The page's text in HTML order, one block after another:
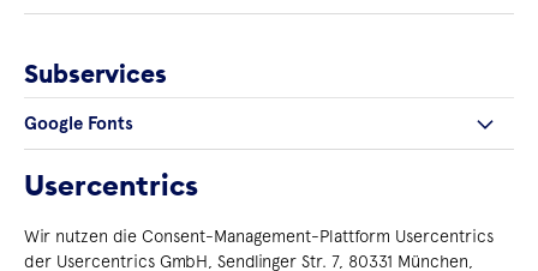
Subservices
Google Fonts
Usercentrics
Wir nutzen die Consent-Management-Plattform Usercentrics
der Usercentrics GmbH, Sendlinger Str. 7, 80331 München,